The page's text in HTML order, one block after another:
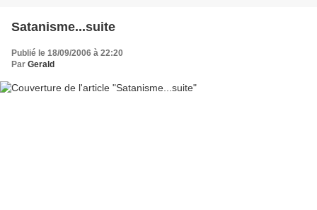
Satanisme...suite
Publié le 18/09/2006 à 22:20
Par Gerald